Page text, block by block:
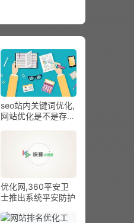
seo站内关键词优化,
网站优化是不是存在
优化网,360平安卫
士推出系统平安防护